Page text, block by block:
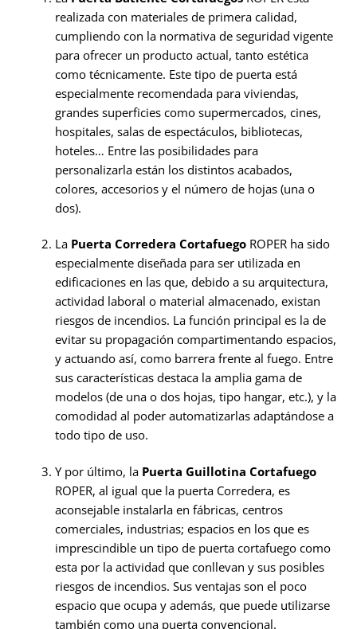
realizada con materiales de primera calidad,
cumpliendo con la normativa de seguridad vigente
para ofrecer un producto actual, tanto estética
como técnicamente. Este tipo de puerta está
especialmente recomendada para viviendas,
grandes superficies como supermercados, cines,
hospitales, salas de espectáculos, bibliotecas,
hoteles… Entre las posibilidades para
personalizarla están los distintos acabados,
colores, accesorios y el número de hojas (una o
dos).
La Puerta Corredera CortafuegoROPER ha sido
especialmente diseñada para ser utilizada en
edificaciones en las que, debido a su arquitectura,
actividad laboral o material almacenado, existan
riesgos de incendios. La función principal es la de
evitar su propagación compartimentando espacios,
y actuando así, como barrera frente al fuego. Entre
sus características destaca la amplia gama de
modelos (de una o dos hojas, tipo hangar, etc.), y la
comodidad al poder automatizarlas adaptándose a
todo tipo de uso.
Y por último, la Puerta Guillotina Cortafuego
ROPER, al igual que la puerta Corredera, es
aconsejable instalarla en fábricas, centros
comerciales, industrias; espacios en los que es
imprescindible un tipo de puerta cortafuego como
esta por la actividad que conllevan y sus posibles
riesgos de incendios. Sus ventajas son el poco
espacio que ocupa y además, que puede utilizarse
también como una puerta convencional.